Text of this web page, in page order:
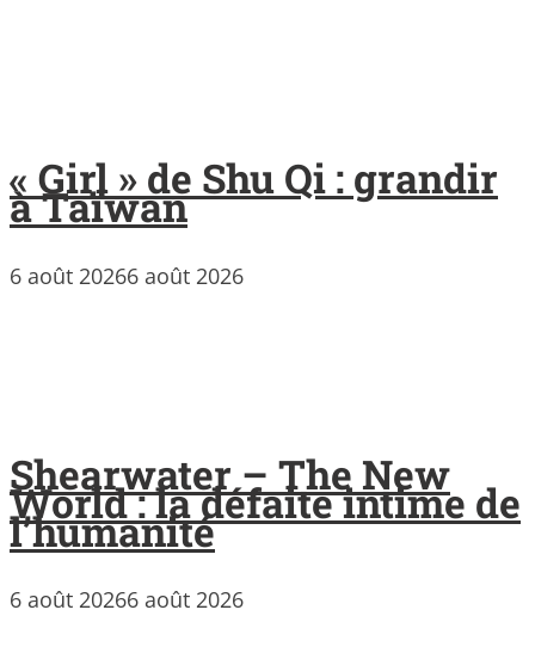
« Girl » de Shu Qi : grandir
à Taïwan
6 août 20266 août 2026
Shearwater – The New
World : la défaite intime de
l’humanité
6 août 20266 août 2026